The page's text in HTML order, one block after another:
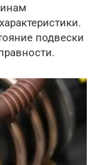
подвески